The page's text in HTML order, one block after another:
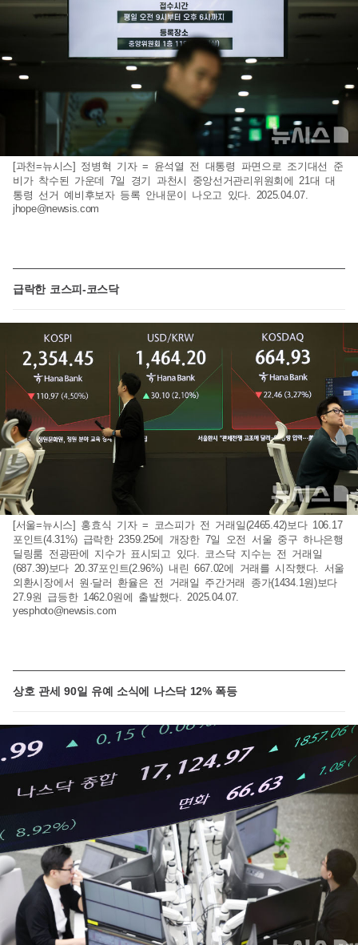
[과천=뉴시스] 정병혁 기자 = 윤석열 전 대통령 파면으로 조기대선 준
비가 착수된 가운데 7일 경기 과천시 중앙선거관리위원회에 21대 대
통령 선거 예비후보자 등록 안내문이 나오고 있다. 2025.04.07.
jhope@newsis.com
급락한 코스피-코스닥
[서울=뉴시스] 홍효식 기자 = 코스피가 전 거래일(2465.42)보다 106.17
포인트(4.31%) 급락한 2359.25에 개장한 7일 오전 서울 중구 하나은행
딜링룸 전광판에 지수가 표시되고 있다. 코스닥 지수는 전 거래일
(687.39)보다 20.37포인트(2.96%) 내린 667.02에 거래를 시작했다. 서울
외환시장에서 원·달러 환율은 전 거래일 주간거래 종가(1434.1원)보다
27.9원 급등한 1462.0원에 출발했다. 2025.04.07.
yesphoto@newsis.com
상호 관세 90일 유예 소식에 나스닥 12% 폭등